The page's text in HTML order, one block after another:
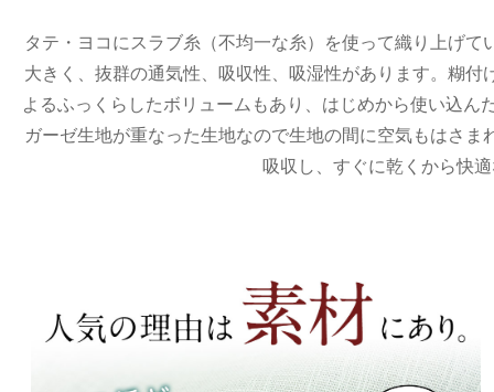
タテ・ヨコにスラブ糸（不均一な糸）を使って織り上げ
大きく、抜群の通気性、吸収性、吸湿性があります。糊
よるふっくらしたボリュームもあり、はじめから使い込ん
ガーゼ生地が重なった生地なので生地の間に空気もはさ
吸収し、すぐに乾くから快